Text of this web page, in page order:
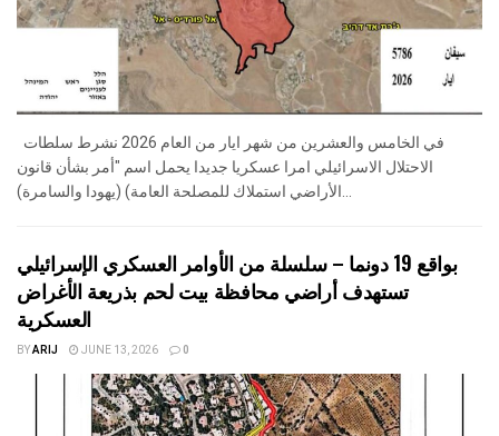
الاحتلال الاسرائيلي امرا عسكريا جديدا يحمل اسم "أمر بشأن قانون
الأراضي استملاك للمصلحة العامة) (يهودا والسامرة)...
بواقع 19 دونما – سلسلة من الأوامر العسكري الإسرائيلي
تستهدف أراضي محافظة بيت لحم بذريعة الأغراض
العسكرية
BYARIJ JUNE 13, 2026 0